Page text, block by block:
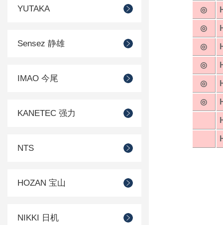
YUTAKA
Sensez 静雄
IMAO 今尾
KANETEC 强力
NTS
HOZAN 宝山
NIKKI 日机
◎
◎
◎
◎
◎
◎